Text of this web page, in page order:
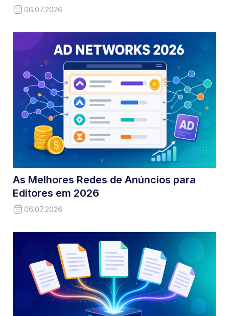
06.07.2026
As Melhores Redes de Anúncios para
Editores em 2026
06.07.2026